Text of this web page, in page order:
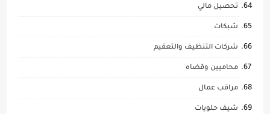
تحصيل مالي
شبكات
شركات التنظيف والتعقيم
محاميين وقضاه
مراقب عمال
شيف حلويات